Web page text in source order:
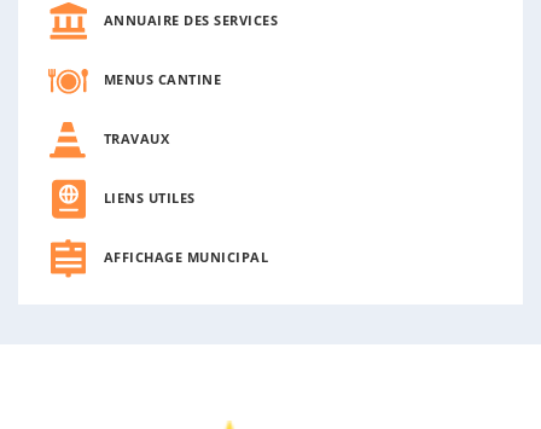
ANNUAIRE DES SERVICES
MENUS CANTINE
TRAVAUX
LIENS UTILES
AFFICHAGE MUNICIPAL